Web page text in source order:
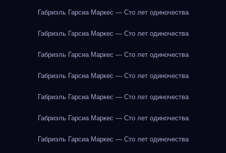
Габриэль Гарсиа Маркес — Сто лет одиночества
Габриэль Гарсиа Маркес — Сто лет одиночества
Габриэль Гарсиа Маркес — Сто лет одиночества
Габриэль Гарсиа Маркес — Сто лет одиночества
Габриэль Гарсиа Маркес — Сто лет одиночества
Габриэль Гарсиа Маркес — Сто лет одиночества
Габриэль Гарсиа Маркес — Сто лет одиночества